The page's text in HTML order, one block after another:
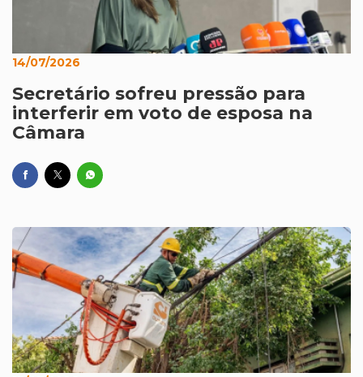
14/07/2026
Secretário sofreu pressão para
interferir em voto de esposa na
Câmara